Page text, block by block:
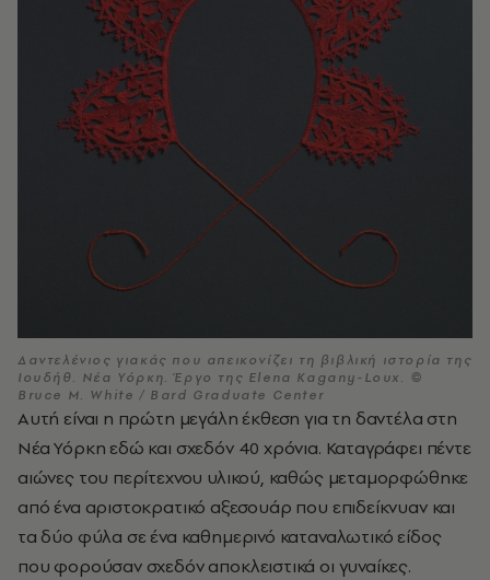
Δαντελένιος γιακάς που απεικονίζει τη βιβλική ιστορία της
Ιουδήθ. Νέα Υόρκη. Έργο της Elena Kagany-Loux. ©
Bruce M. White / Bard Graduate Center
Αυτή είναι η πρώτη μεγάλη έκθεση για τη δαντέλα στη
Νέα Υόρκη εδώ και σχεδόν 40 χρόνια. Καταγράφει πέντε
αιώνες του περίτεχνου υλικού, καθώς μεταμορφώθηκε
από ένα αριστοκρατικό αξεσουάρ που επιδείκνυαν και
τα δύο φύλα σε ένα καθημερινό καταναλωτικό είδος
που φορούσαν σχεδόν αποκλειστικά οι γυναίκες.